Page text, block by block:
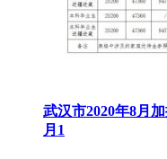
武汉市2020年8月
月1